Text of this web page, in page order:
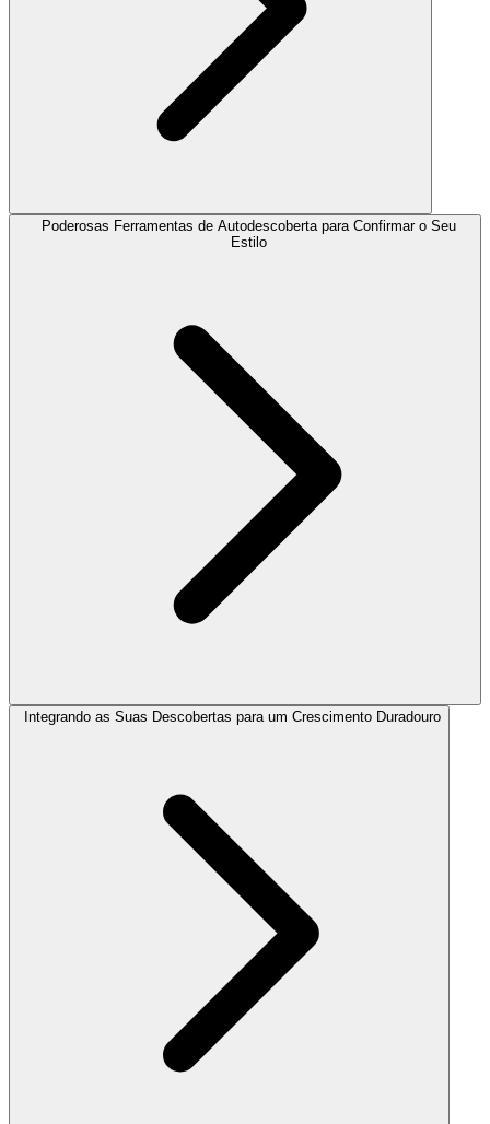
Poderosas Ferramentas de Autodescoberta para Confirmar o Seu
Estilo
Integrando as Suas Descobertas para um Crescimento Duradouro